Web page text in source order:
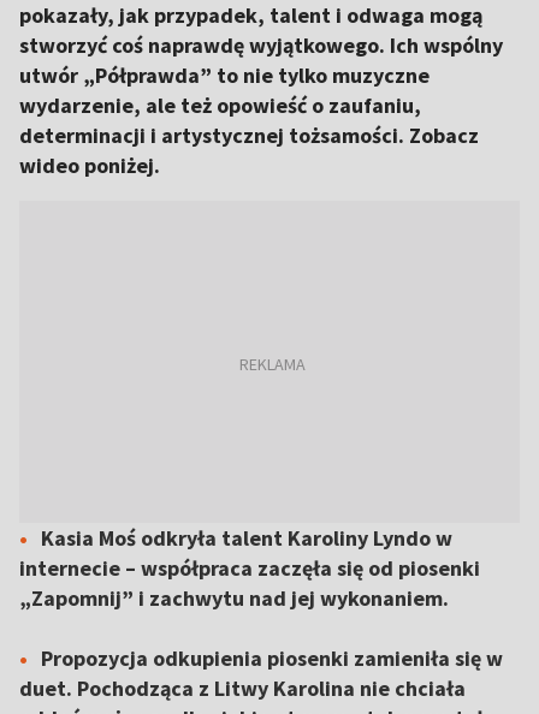
pokazały, jak przypadek, talent i odwaga mogą
stworzyć coś naprawdę wyjątkowego. Ich wspólny
utwór „Półprawda” to nie tylko muzyczne
wydarzenie, ale też opowieść o zaufaniu,
determinacji i artystycznej tożsamości. Zobacz
wideo poniżej.
Kasia Moś odkryła talent Karoliny Lyndo w
internecie – współpraca zaczęła się od piosenki
„Zapomnij” i zachwytu nad jej wykonaniem.
Propozycja odkupienia piosenki zamieniła się w
duet. Pochodząca z Litwy Karolina nie chciała